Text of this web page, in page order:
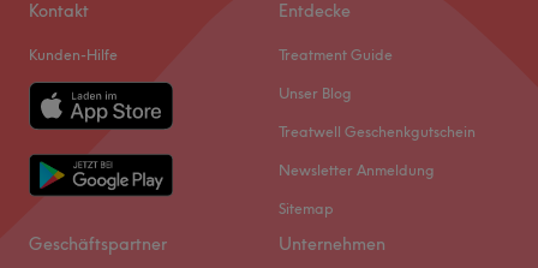
Kontakt
Kunden-Hilfe
Entdecke
Treatment Guide
Unser Blog
Treatwell Geschenkgutschein
Newsletter Anmeldung
Sitemap
Geschäftspartner Unternehmen